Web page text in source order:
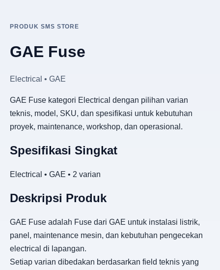
PRODUK SMS STORE
GAE Fuse
Electrical • GAE
GAE Fuse kategori Electrical dengan pilihan varian
teknis, model, SKU, dan spesifikasi untuk kebutuhan
proyek, maintenance, workshop, dan operasional.
Spesifikasi Singkat
Electrical • GAE • 2 varian
Deskripsi Produk
GAE Fuse adalah Fuse dari GAE untuk instalasi listrik,
panel, maintenance mesin, dan kebutuhan pengecekan
electrical di lapangan.
Setiap varian dibedakan berdasarkan field teknis yang